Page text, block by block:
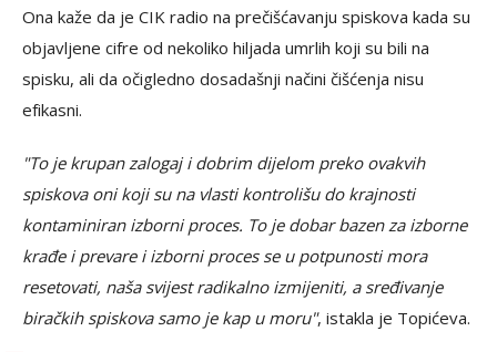
Ona kaže da je CIK radio na prečišćavanju spiskova kada su
objavljene cifre od nekoliko hiljada umrlih koji su bili na
spisku, ali da očigledno dosadašnji načini čišćenja nisu
efikasni.
"To je krupan zalogaj i dobrim dijelom preko ovakvih
spiskova oni koji su na vlasti kontrolišu do krajnosti
kontaminiran izborni proces. To je dobar bazen za izborne
krađe i prevare i izborni proces se u potpunosti mora
resetovati, naša svijest radikalno izmijeniti, a sređivanje
biračkih spiskova samo je kap u moru", istakla je Topićeva.